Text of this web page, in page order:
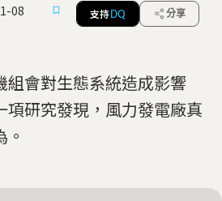
08 支持 DQ 分享
組會對生態系統造成影響
項研究發現，風力發電廠真